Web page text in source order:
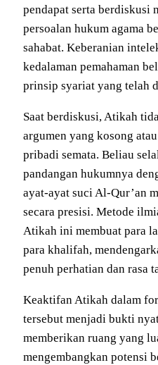
pendapat serta berdiskusi
persoalan hukum agama
sahabat. Keberanian
kedalaman pemahaman
prinsip syariat yang telah
Saat berdiskusi, Atikah
argumen yang kosong
pribadi semata. Beliau
pandangan hukumnya
ayat-ayat suci Al-Qur’an
secara presisi. Metode
Atikah ini membuat para
para khalifah,
penuh perhatian dan rasa
Keaktifan Atikah dalam
tersebut menjadi bukti
memberikan ruang yang
mengembangkan potensi